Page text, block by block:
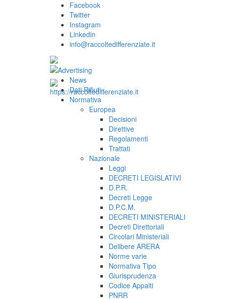
Facebook
Twitter
Instagram
Linkedin
info@raccoltedifferenziate.it
News
Dati Rifiuti
Normativa
Europea
Decisioni
Direttive
Regolamenti
Trattati
Nazionale
Leggi
DECRETI LEGISLATIVI
D.P.R.
Decreti Legge
D.P.C.M.
DECRETI MINISTERIALI
Decreti Direttoriali
Circolari Ministeriali
Delibere ARERA
Norme varie
Normativa Tipo
Giurisprudenza
Codice Appalti
PNRR